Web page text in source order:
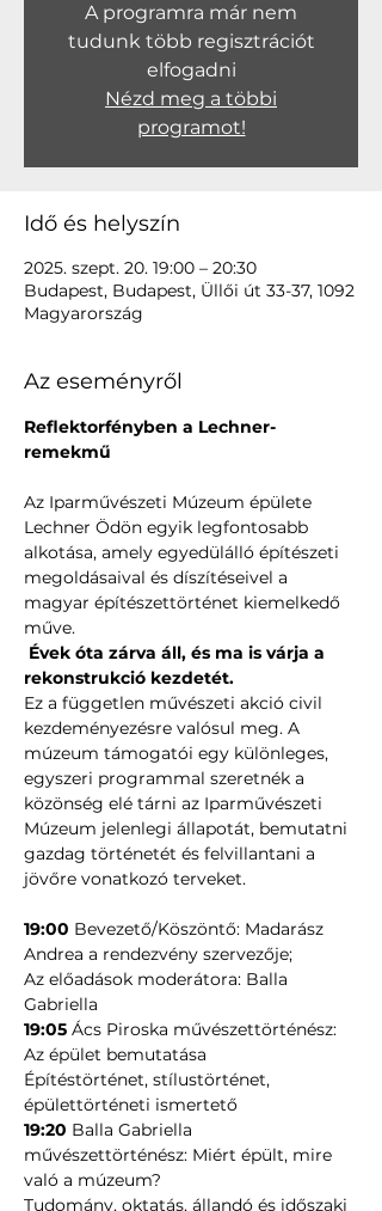
A programra már nem
tudunk több regisztrációt
elfogadni
Nézd meg a többi
programot!
Idő és helyszín
2025. szept. 20. 19:00 – 20:30
Budapest, Budapest, Üllői út 33-37, 1092
Magyarország
Az eseményről
Reflektorfényben a Lechner-
remekmű
Az Iparművészeti Múzeum épülete
Lechner Ödön egyik legfontosabb
alkotása, amely egyedülálló építészeti
megoldásaival és díszítéseivel a
magyar építészettörténet kiemelkedő
műve.
rekonstrukció kezdetét.
Ez a független művészeti akció civil
kezdeményezésre valósul meg. A
múzeum támogatói egy különleges,
egyszeri programmal szeretnék a
közönség elé tárni az Iparművészeti
Múzeum jelenlegi állapotát, bemutatni
gazdag történetét és felvillantani a
jövőre vonatkozó terveket.
19:00 Bevezető/Köszöntő: Madarász
Andrea a rendezvény szervezője;
Az előadások moderátora: Balla
Gabriella
19:05 Ács Piroska művészettörténész:
Az épület bemutatása
Építéstörténet, stílustörténet,
épülettörténeti ismertető
19:20 Balla Gabriella
művészettörténész: Miért épült, mire
való a múzeum?
Tudomány, oktatás, állandó és időszaki